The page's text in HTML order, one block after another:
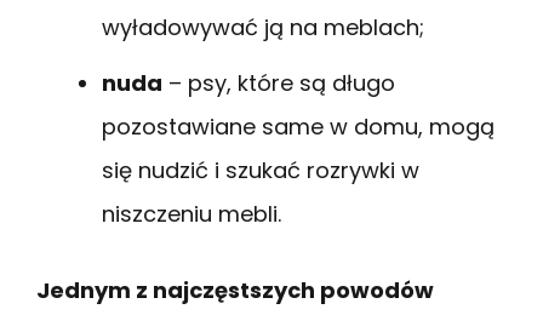
wyładowywać ją na meblach;
nuda – psy, które są długo
pozostawiane same w domu, mogą
się nudzić i szukać rozrywki w
niszczeniu mebli.
Jednym z najczęstszych powodów